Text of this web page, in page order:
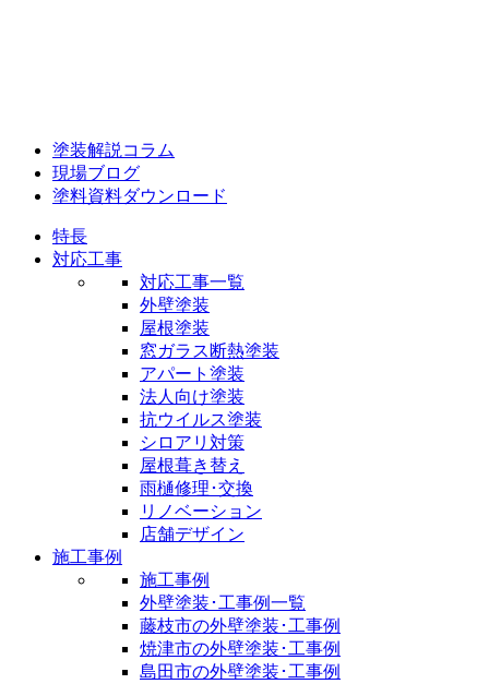
塗装解説コラム
現場ブログ
塗料資料ダウンロード
特長
対応工事
対応工事一覧
外壁塗装
屋根塗装
窓ガラス断熱塗装
アパート塗装
法人向け塗装
抗ウイルス塗装
シロアリ対策
屋根葺き替え
雨樋修理･交換
リノベーション
店舗デザイン
施工事例
施工事例
外壁塗装･工事例一覧
藤枝市の外壁塗装･工事例
焼津市の外壁塗装･工事例
島田市の外壁塗装･工事例